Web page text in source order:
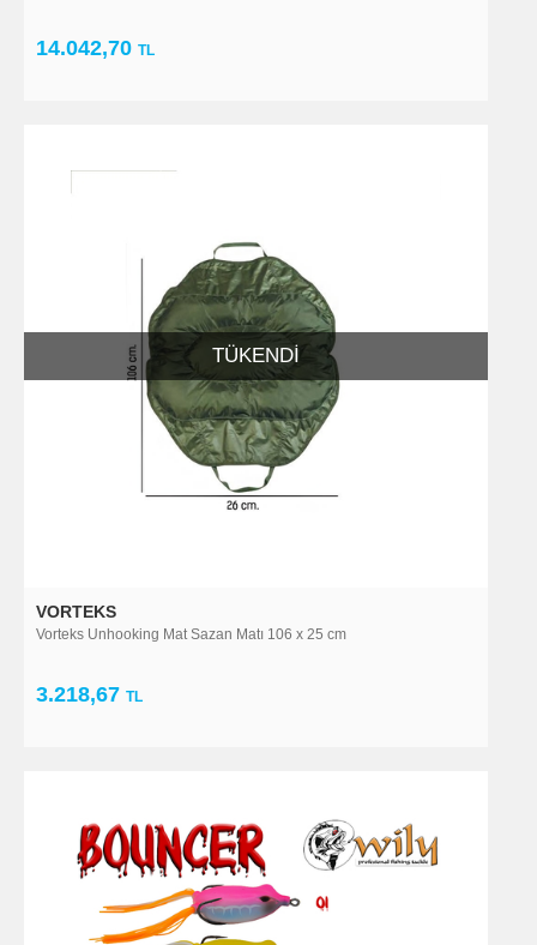
14.042,70 TL
TÜKENDI
VORTEKS
Vorteks Unhooking Mat Sazan Matı 106 x 25 cm
3.218,67 TL